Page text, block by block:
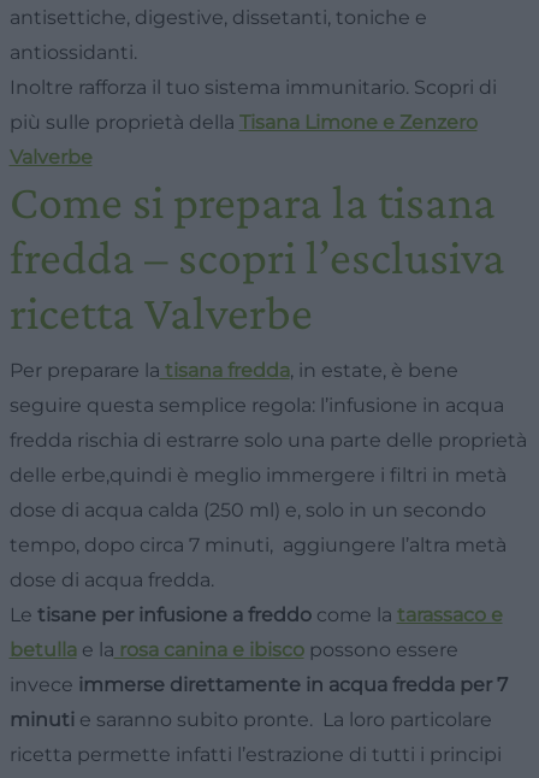
antisettiche, digestive, dissetanti, toniche e
antiossidanti.
Inoltre rafforza il tuo sistema immunitario. Scopri di
più sulle proprietà della Tisana Limone e Zenzero
Valverbe
Come si prepara la tisana
fredda – scopri l’esclusiva
ricetta Valverbe
Per preparare la tisana fredda, in estate, è bene
seguire questa semplice regola: l’infusione in acqua
fredda rischia di estrarre solo una parte delle proprietà
delle erbe,quindi è meglio immergere i filtri in metà
dose di acqua calda (250 ml) e, solo in un secondo
tempo, dopo circa 7 minuti, aggiungere l’altra metà
dose di acqua fredda.
Le tisane per infusione a freddocome la tarassaco e
betulla e la rosa canina e ibiscopossono essere
invece immerse direttamente in acqua fredda per 7
minuti e saranno subito pronte. La loro particolare
ricetta permette infatti l’estrazione di tutti i principi